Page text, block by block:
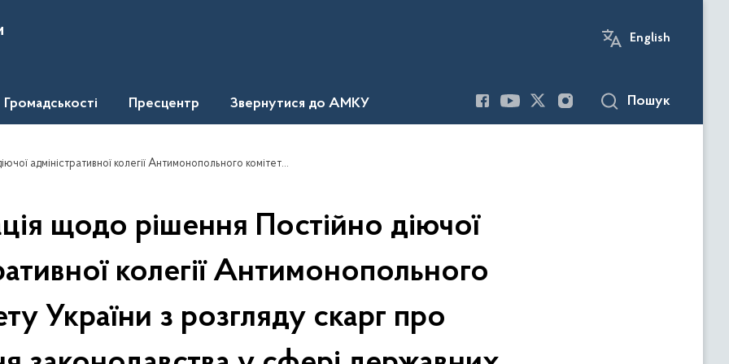
English
Громадськості Пресцентр Звернутися до АМКУ Пошук
скарг про порушення законодавства у сфері державних закупівель стосовно скарги товариства з обмеженою відповідальністю Виробничо-комерційна фірма "ДКФ".
щодо рішення Постійно діючої
колегії Антимонопольного
України з розгляду скарг про